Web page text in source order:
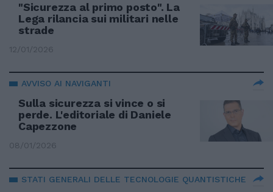
"Sicurezza al primo posto". La
Lega rilancia sui militari nelle
strade
12/01/2026
AVVISO AI NAVIGANTI
Sulla sicurezza si vince o si
perde. L'editoriale di Daniele
Capezzone
08/01/2026
STATI GENERALI DELLE TECNOLOGIE QUANTISTICHE